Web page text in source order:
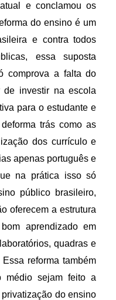
e conclamou os
do ensino é um
e contra todos
essa suposta
comprova a falta do
de investir na escola
para o estudante e
trás como as
dos currículo e
apenas português e
na prática isso só
público brasileiro,
oferecem a estrutura
aprendizado em
quadras e
reforma também
médio sejam feito a
do ensino